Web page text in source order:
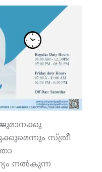
ജുമാനക്കു
സ്ത്രീ
നല്‍കുന്ന